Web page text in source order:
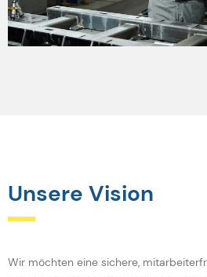
Unsere Vision
Wir möchten eine sichere,